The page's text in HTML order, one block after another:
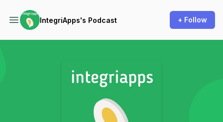
IntegriApps's Podcast + Follow